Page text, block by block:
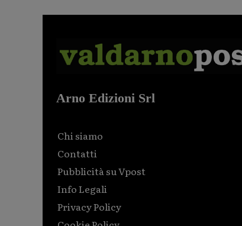
Arno Edizioni Srl
Chi siamo
Contatti
Pubblicità su Vpost
Info Legali
Privacy Policy